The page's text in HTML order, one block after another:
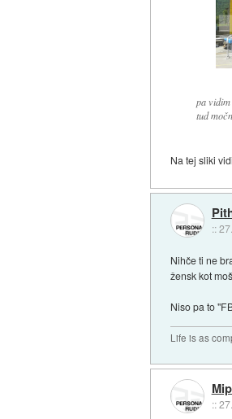
pa
tud
Na tej sliki
::
Nihče ti ne
žensk kot
Niso pa to
Life is as
::